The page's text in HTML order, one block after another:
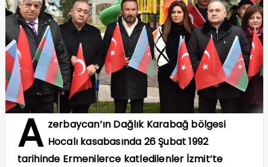
A zerbaycan’ın Dağlık Karabağ bölgesi
Hocalı kasabasında 26 Şubat 1992
tarihinde Ermenilerce katledilenler İzmit’te